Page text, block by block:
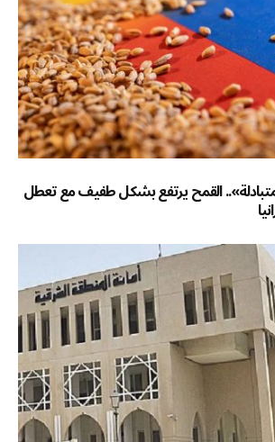
القمح يرتفع بشكل طفيف مع تعطل